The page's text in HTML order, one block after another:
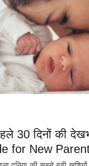
30 दिनों की
for New